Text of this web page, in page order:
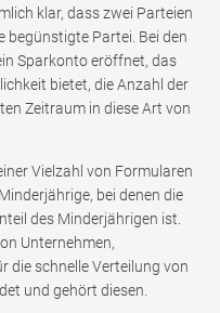
klar, dass zwei Parteien
begünstigte Partei. Bei den
Sparkonto eröffnet, das
bietet, die Anzahl der
Zeitraum in diese Art von
Vielzahl von Formularen
bei denen die
des Minderjährigen ist.
Unternehmen,
die schnelle Verteilung von
und gehört diesen.